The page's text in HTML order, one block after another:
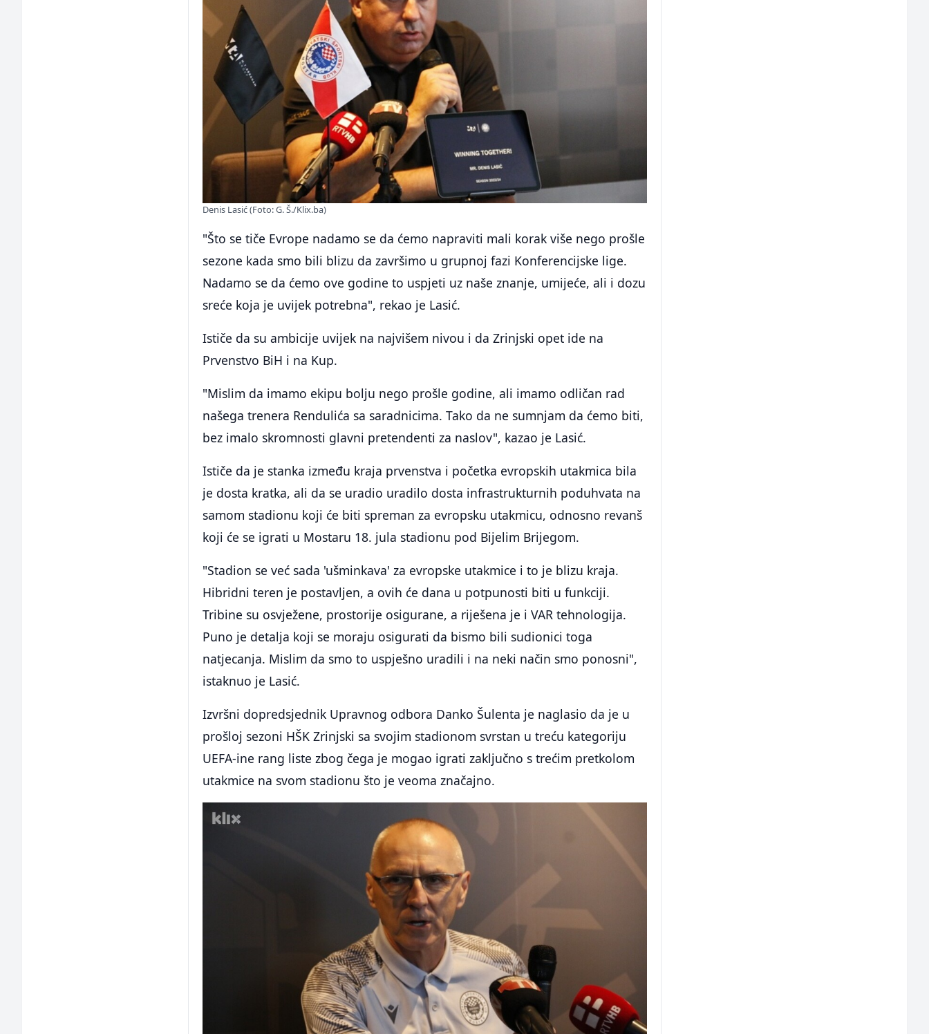
Denis Lasić (Foto: G. Š./Klix.ba)
"Što se tiče Evrope nadamo se da ćemo napraviti mali korak više nego prošle
sezone kada smo bili blizu da završimo u grupnoj fazi Konferencijske lige.
Nadamo se da ćemo ove godine to uspjeti uz naše znanje, umijeće, ali i dozu
sreće koja je uvijek potrebna", rekao je Lasić.
Ističe da su ambicije uvijek na najvišem nivou i da Zrinjski opet ide na
Prvenstvo BiH i na Kup.
"Mislim da imamo ekipu bolju nego prošle godine, ali imamo odličan rad
našega trenera Rendulića sa saradnicima. Tako da ne sumnjam da ćemo biti,
bez imalo skromnosti glavni pretendenti za naslov", kazao je Lasić.
Ističe da je stanka između kraja prvenstva i početka evropskih utakmica bila
je dosta kratka, ali da se uradio uradilo dosta infrastrukturnih poduhvata na
samom stadionu koji će biti spreman za evropsku utakmicu, odnosno revanš
koji će se igrati u Mostaru 18. jula stadionu pod Bijelim Brijegom.
"Stadion se već sada 'ušminkava' za evropske utakmice i to je blizu kraja.
Hibridni teren je postavljen, a ovih će dana u potpunosti biti u funkciji.
Tribine su osvježene, prostorije osigurane, a riješena je i VAR tehnologija.
Puno je detalja koji se moraju osigurati da bismo bili sudionici toga
natjecanja. Mislim da smo to uspješno uradili i na neki način smo ponosni",
istaknuo je Lasić.
Izvršni dopredsjednik Upravnog odbora Danko Šulenta je naglasio da je u
prošloj sezoni HŠK Zrinjski sa svojim stadionom svrstan u treću kategoriju
UEFA-ine rang liste zbog čega je mogao igrati zaključno s trećim pretkolom
utakmice na svom stadionu što je veoma značajno.